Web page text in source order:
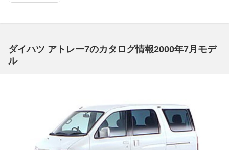
ダイハツ アトレー7のカタログ情報2000年7月モデ
ル